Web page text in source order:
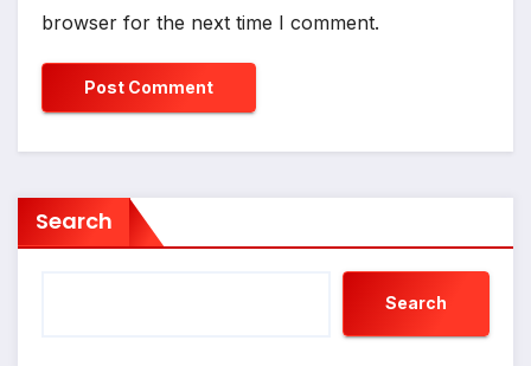
browser for the next time I comment.
Search
Search